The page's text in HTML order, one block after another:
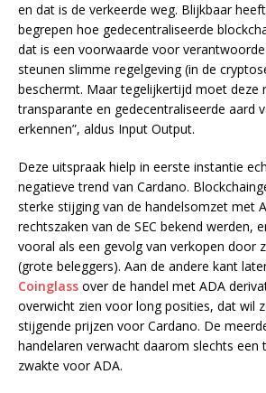
en dat is de verkeerde weg. Blijkbaar
begrepen hoe gedecentraliseerde
dat is een voorwaarde voor
steunen slimme regelgeving (in de
beschermt. Maar tegelijkertijd moet deze
transparante en gedecentraliseerde aard
erkennen”, aldus Input Output.
Deze uitspraak hielp in eerste instantie
negatieve trend van Cardano.
sterke stijging van de handelsomzet met
rechtszaken van de SEC bekend werden,
vooral als een gevolg van verkopen door
(grote beleggers). Aan de andere kant
Coinglass over de handel met ADA
overwicht zien voor long posities, dat wil
stijgende prijzen voor Cardano. De
handelaren verwacht daarom slechts een
zwakte voor ADA.